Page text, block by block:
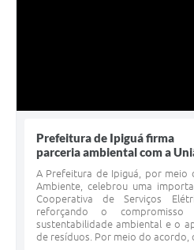
Prefeitura de Ipiguá firma
parceria ambiental com a
A Prefeitura de Ipiguá, por meio
Ambiente, celebrou uma
Cooperativa de Serviços
reforçando o
sustentabilidade ambiental e o
de resíduos. Por meio do acordo,